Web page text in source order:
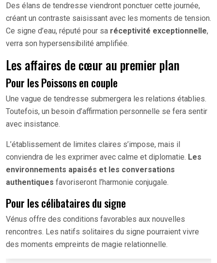
Des élans de tendresse viendront ponctuer cette journée,
créant un contraste saisissant avec les moments de tension.
Ce signe d’eau, réputé pour sa réceptivité exceptionnelle,
verra son hypersensibilité amplifiée.
Les affaires de cœur au premier plan
Pour les Poissons en couple
Une vague de tendresse submergera les relations établies.
Toutefois, un besoin d’affirmation personnelle se fera sentir
avec insistance.
L’établissement de limites claires s’impose, mais il
conviendra de les exprimer avec calme et diplomatie. Les
environnements apaisés et les conversations
authentiques favoriseront l’harmonie conjugale.
Pour les célibataires du signe
Vénus offre des conditions favorables aux nouvelles
rencontres. Les natifs solitaires du signe pourraient vivre
des moments empreints de magie relationnelle.